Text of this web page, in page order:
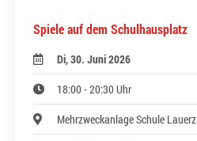
Spiele auf dem Schulhausplatz
Di, 30. Juni 2026
18:00 - 20:30 Uhr
Mehrzweckanlage Schule Lauerz